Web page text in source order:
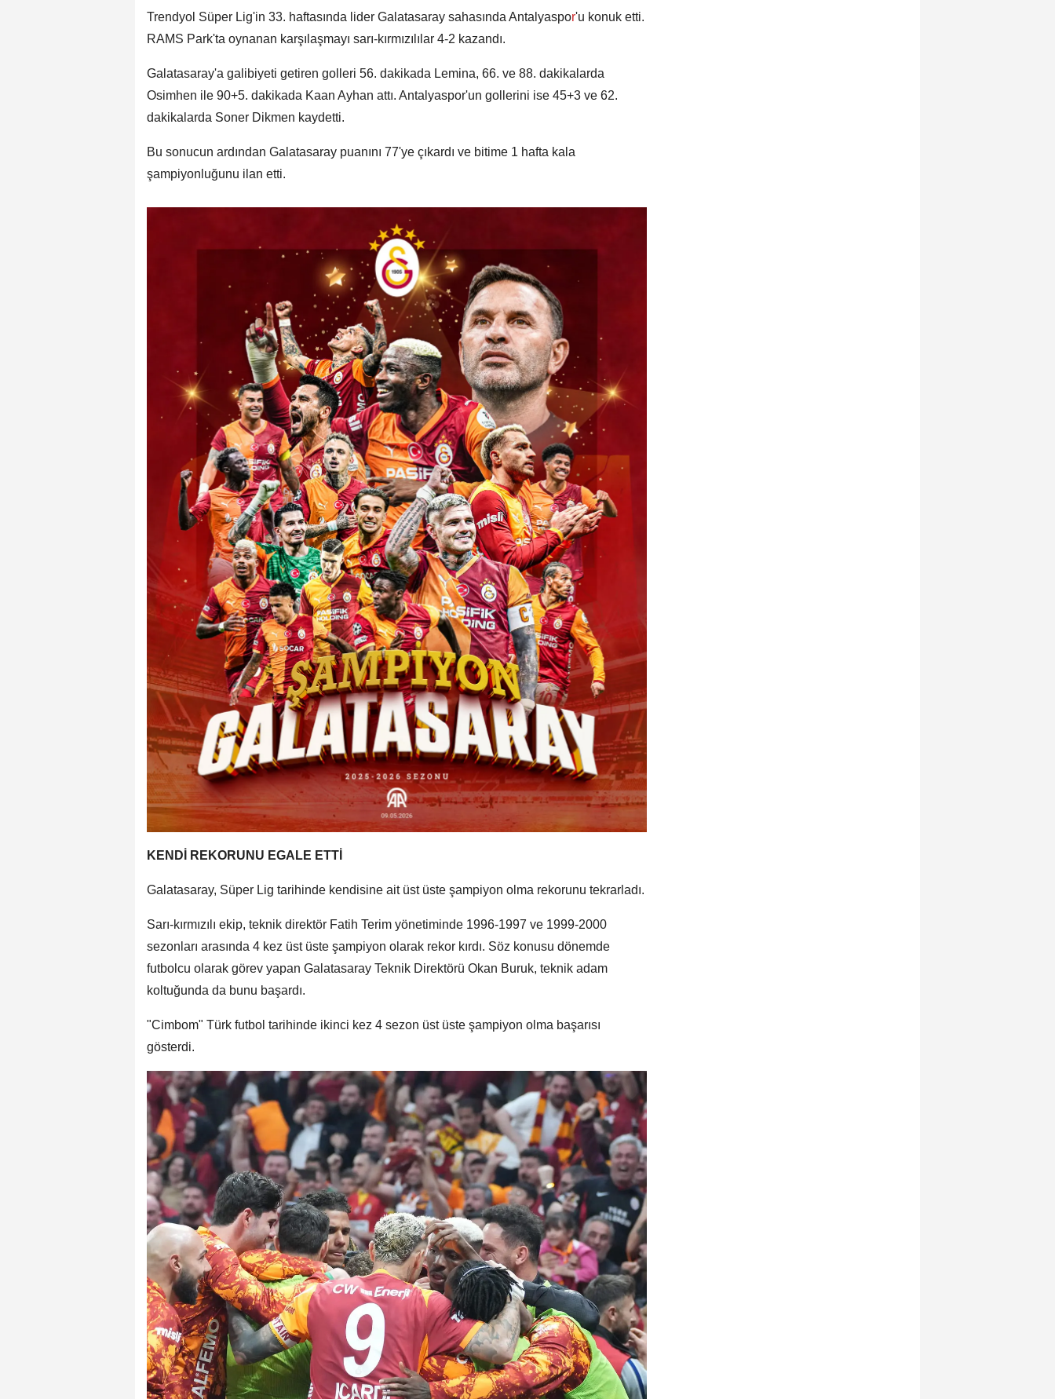
Trendyol Süper Lig'in 33. haftasında lider Galatasaray sahasında Antalyaspor'u konuk etti.
RAMS Park'ta oynanan karşılaşmayı sarı-kırmızılılar 4-2 kazandı.
Galatasaray'a galibiyeti getiren golleri 56. dakikada Lemina, 66. ve 88. dakikalarda
Osimhen ile 90+5. dakikada Kaan Ayhan attı. Antalyaspor'un gollerini ise 45+3 ve 62.
dakikalarda Soner Dikmen kaydetti.
Bu sonucun ardından Galatasaray puanını 77'ye çıkardı ve bitime 1 hafta kala
şampiyonluğunu ilan etti.
KENDİ REKORUNU EGALE ETTİ
Galatasaray, Süper Lig tarihinde kendisine ait üst üste şampiyon olma rekorunu tekrarladı.
Sarı-kırmızılı ekip, teknik direktör Fatih Terim yönetiminde 1996-1997 ve 1999-2000
sezonları arasında 4 kez üst üste şampiyon olarak rekor kırdı. Söz konusu dönemde
futbolcu olarak görev yapan Galatasaray Teknik Direktörü Okan Buruk, teknik adam
koltuğunda da bunu başardı.
"Cimbom" Türk futbol tarihinde ikinci kez 4 sezon üst üste şampiyon olma başarısı
gösterdi.